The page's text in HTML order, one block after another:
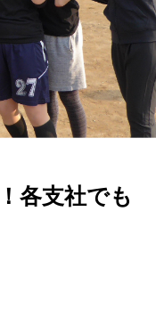
各支社でも